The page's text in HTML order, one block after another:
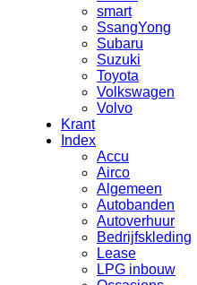
smart
SsangYong
Subaru
Suzuki
Toyota
Volkswagen
Volvo
Krant
Index
Accu
Airco
Algemeen
Autobanden
Autoverhuur
Bedrijfskleding
Lease
LPG inbouw